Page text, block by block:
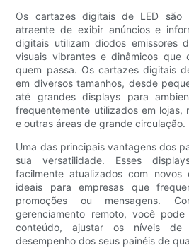
Os cartazes digitais de LED são
atraente de exibir anúncios e
digitais utilizam diodos emissores
visuais vibrantes e dinâmicos que
quem passa. Os cartazes digitais
em diversos tamanhos, desde
até grandes displays para
frequentemente utilizados em lojas,
e outras áreas de grande circulação.
Uma das principais vantagens dos
sua versatilidade. Esses
facilmente atualizados com novos
ideais para empresas que
promoções ou mensagens.
gerenciamento remoto, você
conteúdo, ajustar os níveis
desempenho dos seus painéis de